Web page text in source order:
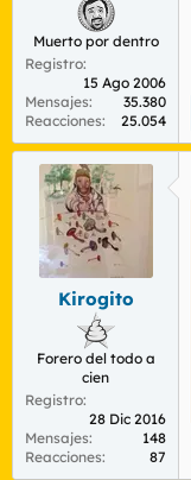
Muerto por dentro
Registro
15 Ago 2006
Mensajes
35.380
Reacciones
25.054
Kirogito
Forero del todo a
cien
Registro
28 Dic 2016
Mensajes
148
Reacciones
87